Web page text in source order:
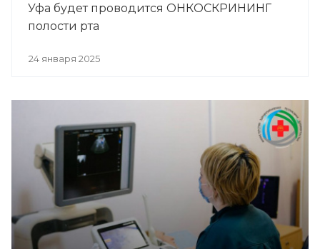
Уфа будет проводится ОНКОСКРИНИНГ
полости рта
24 января 2025